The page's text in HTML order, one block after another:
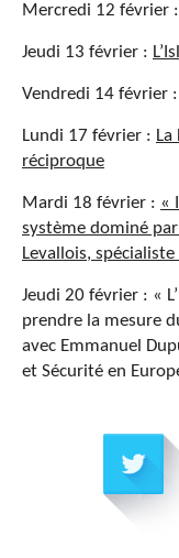
Mercredi 12 février :
Jeudi 13 février :
Vendredi 14 février :
Lundi 17 février :
réciproque
Mardi 18 février : «
système dominé par
Levallois,
Jeudi 20 février : «
prendre la mesure
avec Emmanuel
et Sécurité en